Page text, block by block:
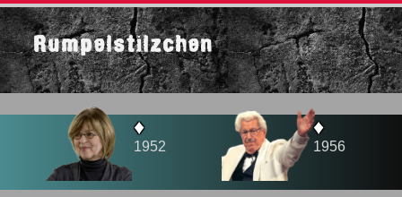
Rumpelstilzchen
♦
1952
♦
1956